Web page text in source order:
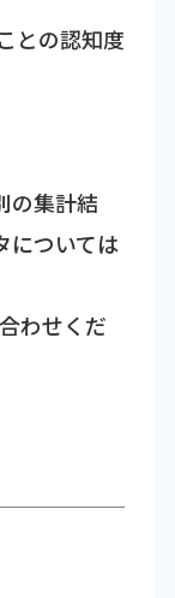
との認知度
の集計結
については
わせくだ